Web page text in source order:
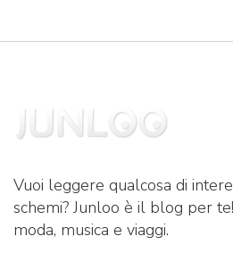
Vuoi leggere qualcosa di
schemi? Junloo è il blog per
moda, musica e viaggi.